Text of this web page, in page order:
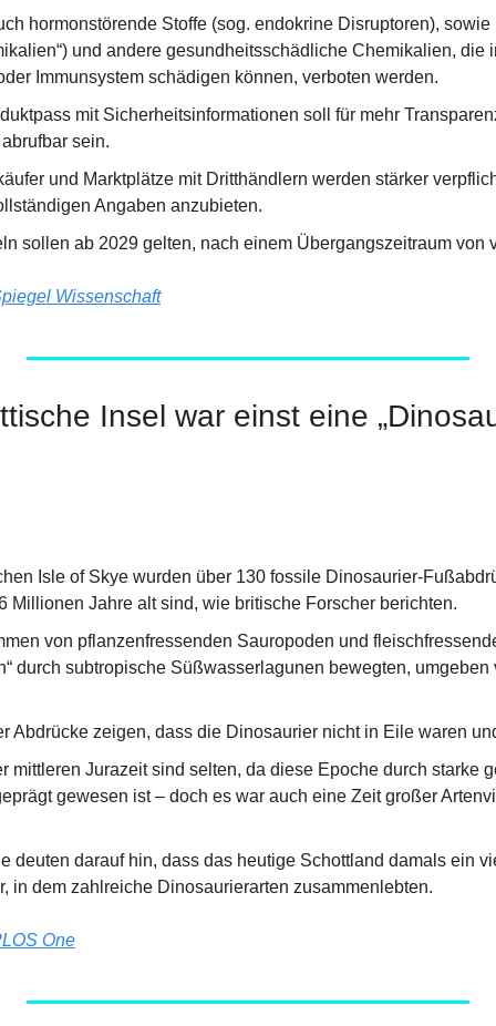
hormonstörende Stoffe (sog. endokrine Disruptoren), sowie
und andere gesundheitsschädliche Chemikalien, die
Immunsystem schädigen können, verboten werden.
mit Sicherheitsinformationen soll für mehr
sein.
und Marktplätze mit Dritthändlern werden stärker
Angaben anzubieten.
sollen ab 2029 gelten, nach einem Übergangszeitraum von
Wissenschaft
Insel war einst eine
Isle of Skye wurden über 130 fossile Dinosaurier-
Millionen Jahre alt sind, wie britische Forscher berichten.
von pflanzenfressenden Sauropoden und
durch subtropische Süßwasserlagunen bewegten,
Abdrücke zeigen, dass die Dinosaurier nicht in Eile waren
mittleren Jurazeit sind selten, da diese Epoche durch starke
gewesen ist – doch es war auch eine Zeit großer
deuten darauf hin, dass das heutige Schottland damals ein
in dem zahlreiche Dinosaurierarten zusammenlebten.
One